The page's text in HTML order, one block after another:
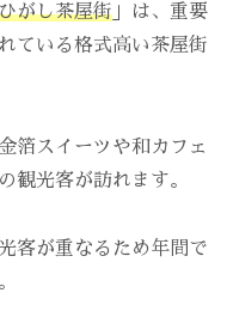
がし茶屋街 」は、重要
ている格式高い茶屋街
箔スイーツや和カフェ
観光客が訪れます。
客が重なるため年間で